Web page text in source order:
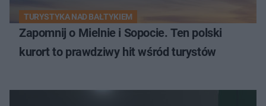
TURYSTYKA NAD BAŁTYKIEM
Zapomnij o Mielnie i Sopocie. Ten polski
kurort to prawdziwy hit wśród turystów